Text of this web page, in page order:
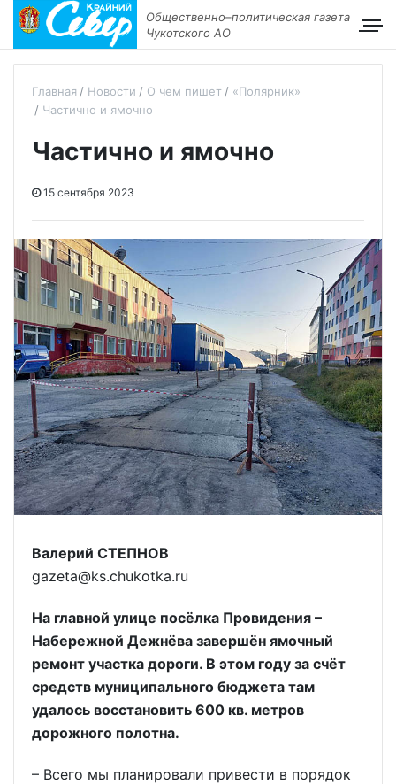
Общественно–политическая газета
Чукотского АО
Главная Новости О чем пишет
«Полярник»
Частично и ямочно
Частично и ямочно
15 сентября 2023
Валерий СТЕПНОВ
gazeta@ks.chukotka.ru
На главной улице посёлка Провидения –
Набережной Дежнёва завершён ямочный
ремонт участка дороги. В этом году за счёт
средств муниципального бюджета там
удалось восстановить 600 кв. метров
дорожного полотна.
– Всего мы планировали привести в порядок